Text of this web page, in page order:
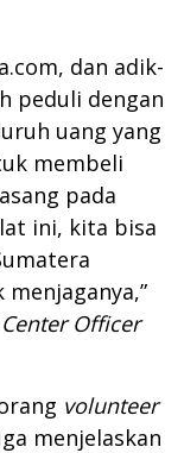
dan adik-
peduli dengan
uang yang
membeli
pada
ini, kita bisa
Officer
volunteer
menjelaskan